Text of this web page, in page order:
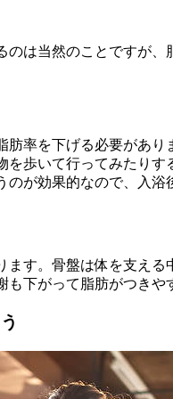
のは当然のことですが
肪率を下げる必要があ
を歩いて行ってみたり
のが効果的なので、入
ます。骨盤は体を支え
も下がって脂肪がつきや